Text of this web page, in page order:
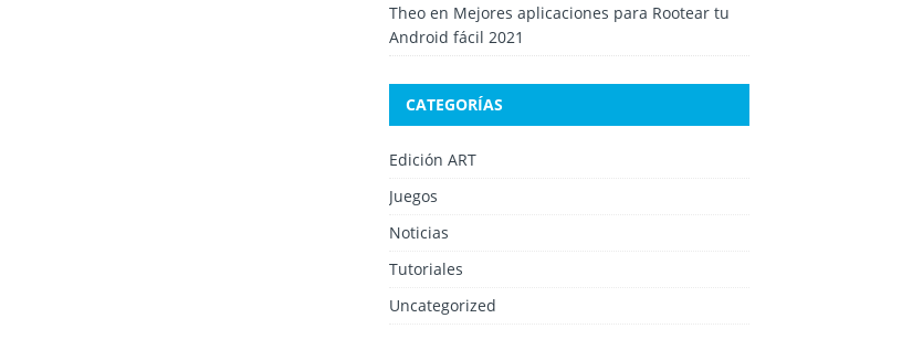
Theoen Mejores aplicaciones para Rootear tu
Android fácil 2021
CATEGORÍAS
Edición ART
Juegos
Noticias
Tutoriales
Uncategorized